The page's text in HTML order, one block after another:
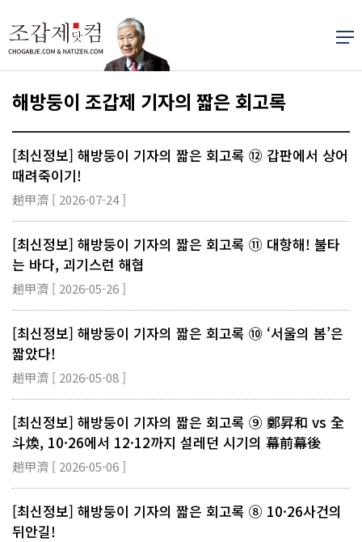
해방둥이 조갑제 기자의 짧은 회고록
[최신정보] 해방둥이 기자의 짧은 회고록 ⑫ 갑판에서 상어
때려죽이기!
趙甲濟 [ 2026-07-24 ]
[최신정보] 해방둥이 기자의 짧은 회고록 ⑪ 대항해! 불타
는 바다, 괴기스런 해협
趙甲濟 [ 2026-05-26 ]
[최신정보] 해방둥이 기자의 짧은 회고록 ⑩ ‘서울의 봄’은
짧았다!
趙甲濟 [ 2026-05-08 ]
[최신정보] 해방둥이 기자의 짧은 회고록 ⑨ 鄭昇和 vs 全
斗煥, 10·26에서 12·12까지 설레던 시기의 幕前幕後
趙甲濟 [ 2026-05-06 ]
[최신정보] 해방둥이 기자의 짧은 회고록 ⑧ 10·26사건의
뒤안길!